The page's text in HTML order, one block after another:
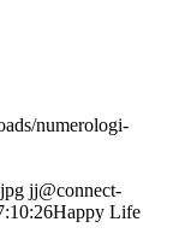
numerologi-
jj@connect-
Happy Life